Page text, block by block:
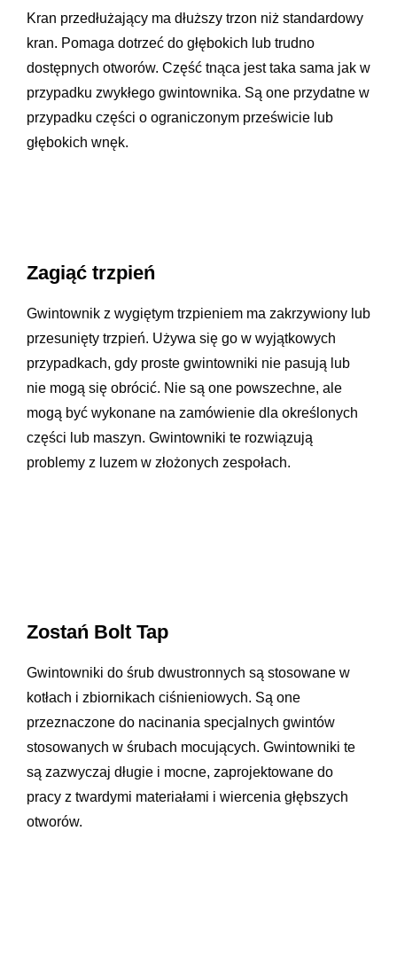
Kran przedłużający ma dłuższy trzon niż standardowy
kran. Pomaga dotrzeć do głębokich lub trudno
dostępnych otworów. Część tnąca jest taka sama jak w
przypadku zwykłego gwintownika. Są one przydatne w
przypadku części o ograniczonym prześwicie lub
głębokich wnęk.
Zagiąć trzpień
Gwintownik z wygiętym trzpieniem ma zakrzywiony lub
przesunięty trzpień. Używa się go w wyjątkowych
przypadkach, gdy proste gwintowniki nie pasują lub
nie mogą się obrócić. Nie są one powszechne, ale
mogą być wykonane na zamówienie dla określonych
części lub maszyn. Gwintowniki te rozwiązują
problemy z luzem w złożonych zespołach.
Zostań Bolt Tap
Gwintowniki do śrub dwustronnych są stosowane w
kotłach i zbiornikach ciśnieniowych. Są one
przeznaczone do nacinania specjalnych gwintów
stosowanych w śrubach mocujących. Gwintowniki te
są zazwyczaj długie i mocne, zaprojektowane do
pracy z twardymi materiałami i wiercenia głębszych
otworów.